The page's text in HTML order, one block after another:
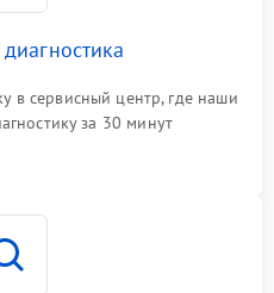
в сервисный центр, где наши
за 30 минут